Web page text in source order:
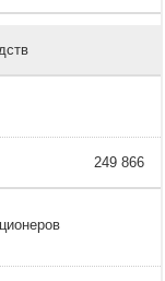
249 866